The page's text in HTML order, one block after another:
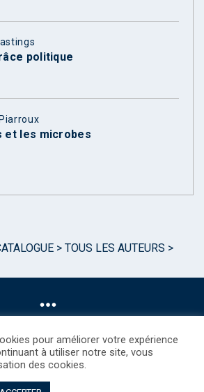
politique
et les microbes
> TOUS LES AUTEURS >
pour améliorer votre expérience
à utiliser notre site, vous
des cookies.